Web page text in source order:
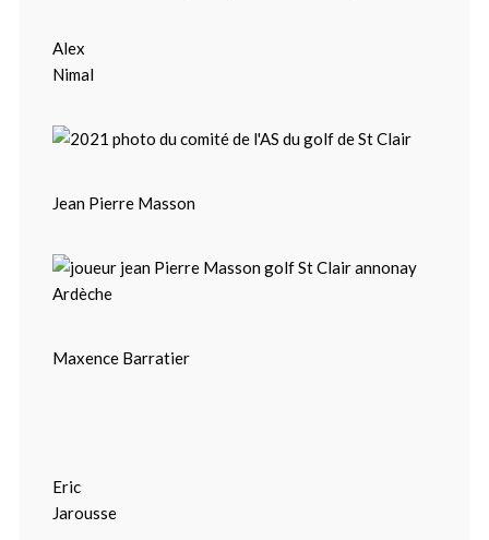
Alex
Nimal
Jean Pierre Masson
Maxence Barratier
Eric
Jarousse